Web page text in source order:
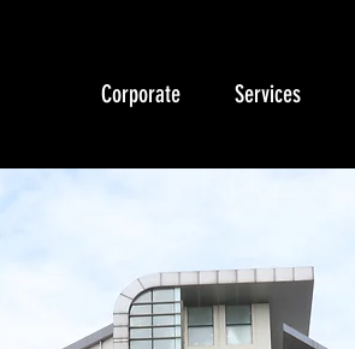
Corporate Services